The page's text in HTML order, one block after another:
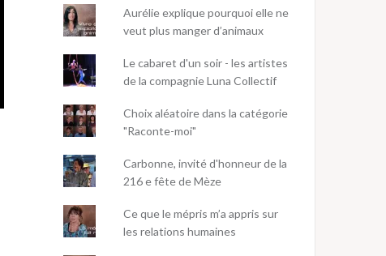
Aurélie explique pourquoi elle ne
veut plus manger d’animaux
Le cabaret d'un soir - les artistes
de la compagnie Luna Collectif
Choix aléatoire dans la catégorie
"Raconte-moi"
Carbonne, invité d'honneur de la
216 e fête de Mèze
Ce que le mépris m’a appris sur
les relations humaines